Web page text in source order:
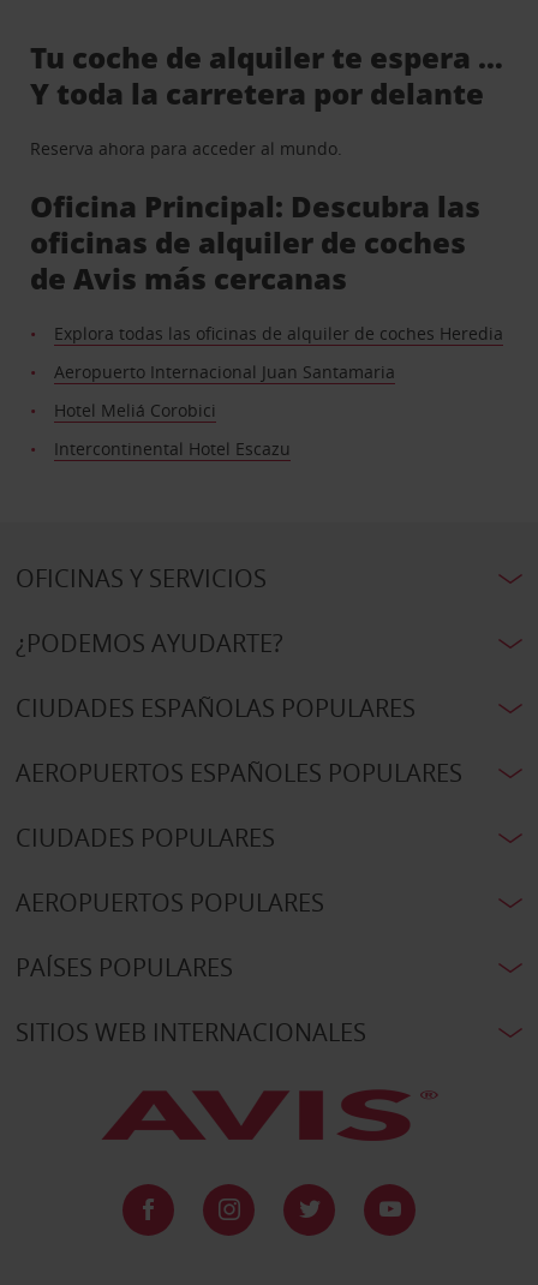
Tu coche de alquiler te espera …
Y toda la carretera por delante
Reserva ahora para acceder al mundo.
Oficina Principal: Descubra las
oficinas de alquiler de coches
de Avis más cercanas
Explora todas las oficinas de alquiler de coches Heredia
Aeropuerto Internacional Juan Santamaria
Hotel Meliá Corobici
Intercontinental Hotel Escazu
OFICINAS Y SERVICIOS
¿PODEMOS AYUDARTE?
CIUDADES ESPAÑOLAS POPULARES
AEROPUERTOS ESPAÑOLES POPULARES
CIUDADES POPULARES
AEROPUERTOS POPULARES
PAÍSES POPULARES
SITIOS WEB INTERNACIONALES